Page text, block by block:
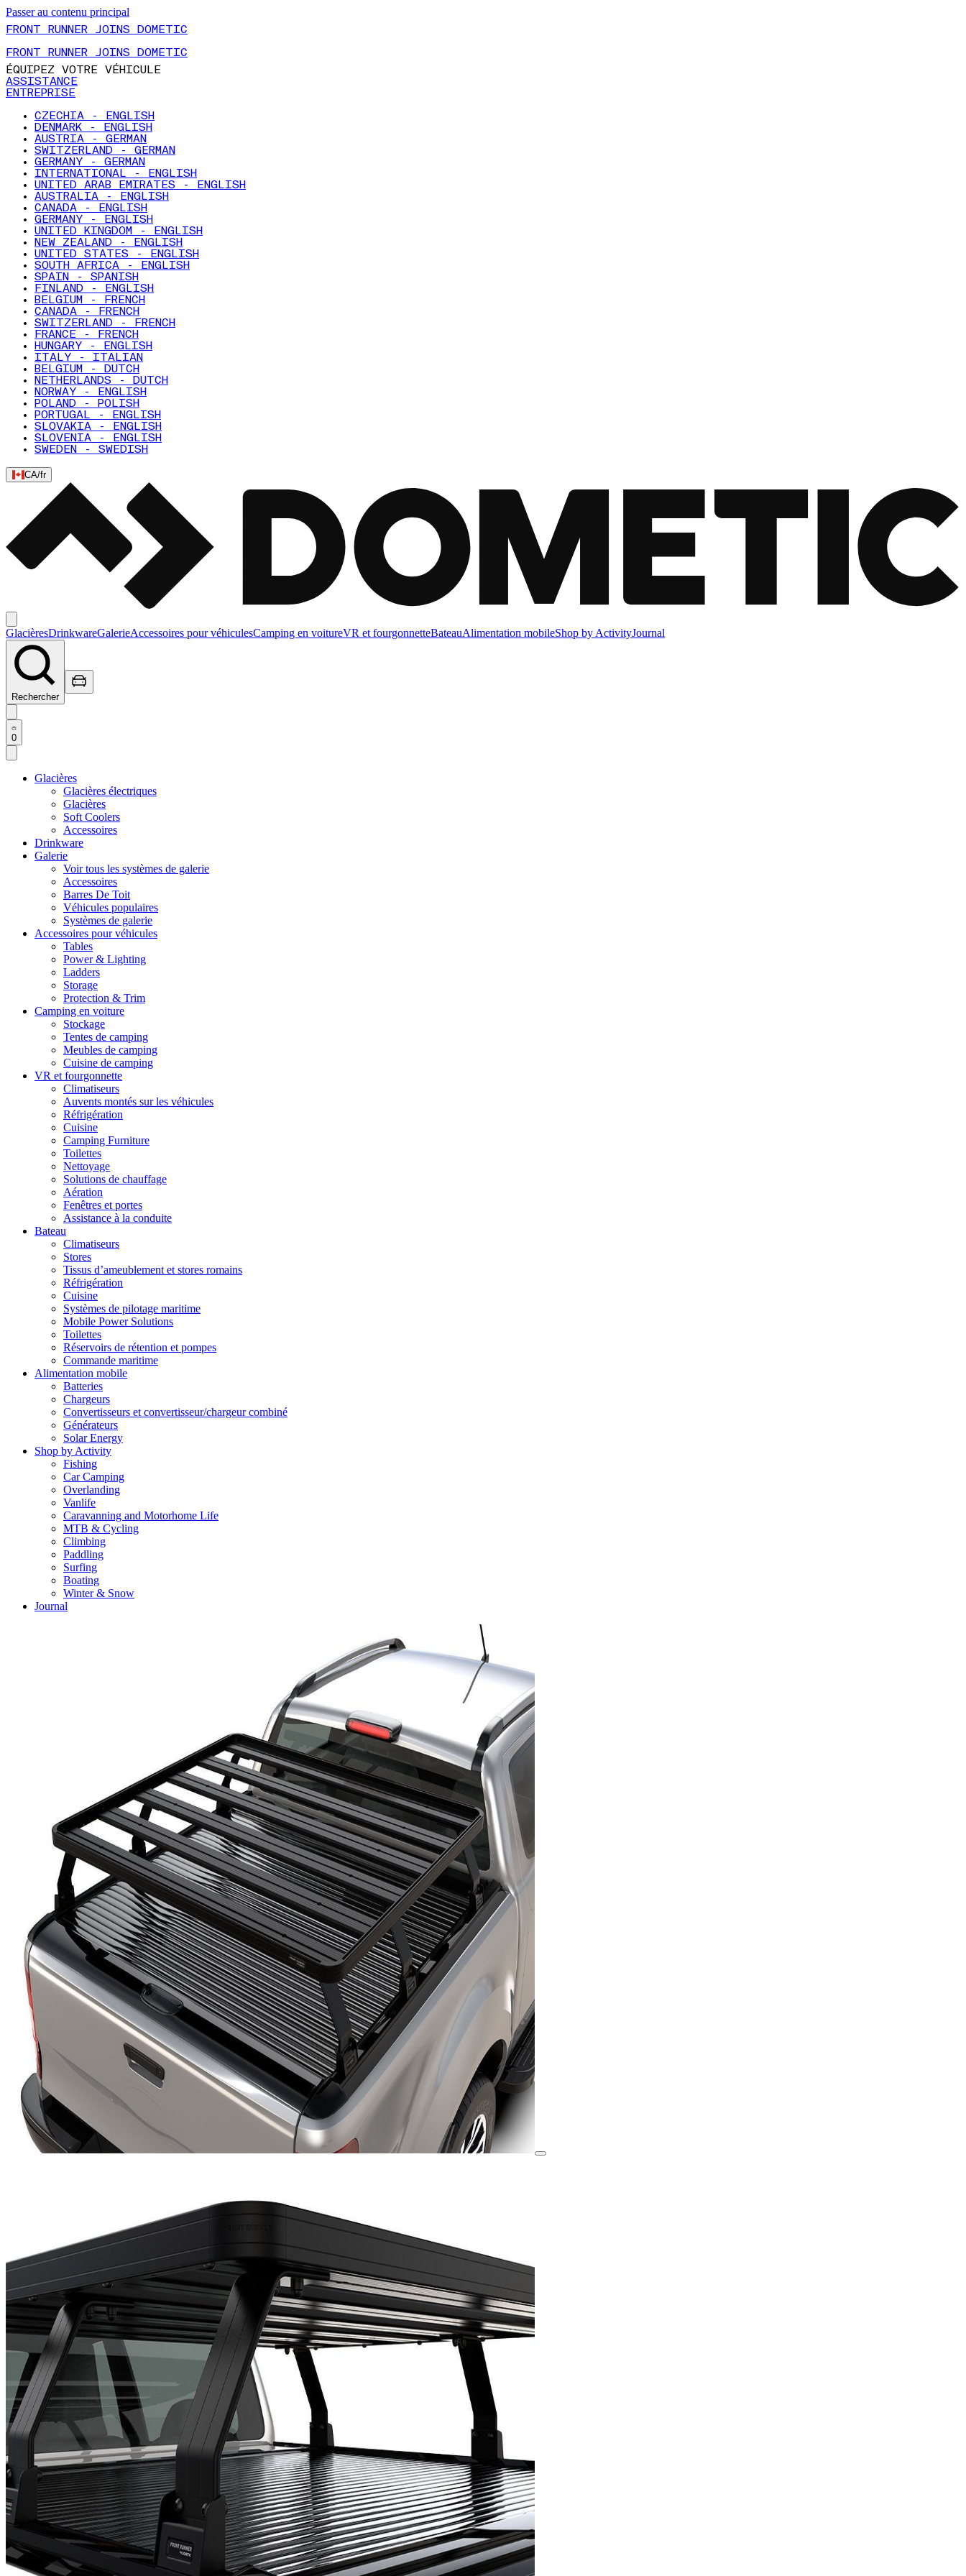
Passer au contenu principal
FRONT RUNNER JOINS DOMETIC
FRONT RUNNER JOINS DOMETIC
ÉQUIPEZ VOTRE VÉHICULE
ASSISTANCE
ENTREPRISE
CZECHIA - ENGLISH
DENMARK - ENGLISH
AUSTRIA - GERMAN
SWITZERLAND - GERMAN
GERMANY - GERMAN
INTERNATIONAL - ENGLISH
UNITED ARAB EMIRATES - ENGLISH
AUSTRALIA - ENGLISH
CANADA - ENGLISH
GERMANY - ENGLISH
UNITED KINGDOM - ENGLISH
NEW ZEALAND - ENGLISH
UNITED STATES - ENGLISH
SOUTH AFRICA - ENGLISH
SPAIN - SPANISH
FINLAND - ENGLISH
BELGIUM - FRENCH
CANADA - FRENCH
SWITZERLAND - FRENCH
FRANCE - FRENCH
HUNGARY - ENGLISH
ITALY - ITALIAN
BELGIUM - DUTCH
NETHERLANDS - DUTCH
NORWAY - ENGLISH
POLAND - POLISH
PORTUGAL - ENGLISH
SLOVAKIA - ENGLISH
SLOVENIA - ENGLISH
SWEDEN - SWEDISH
CA/fr
GlacièresDrinkwareGalerieAccessoires pour véhiculesCamping en voitureVR et fourgonnetteBateauAlimentation mobileShop by ActivityJournal
Rechercher
0
Glacières
Glacières électriques
Glacières
Soft Coolers
Accessoires
Drinkware
Galerie
Voir tous les systèmes de galerie
Accessoires
Barres De Toit
Véhicules populaires
Systèmes de galerie
Accessoires pour véhicules
Tables
Power & Lighting
Ladders
Storage
Protection & Trim
Camping en voiture
Stockage
Tentes de camping
Meubles de camping
Cuisine de camping
VR et fourgonnette
Climatiseurs
Auvents montés sur les véhicules
Réfrigération
Cuisine
Camping Furniture
Toilettes
Nettoyage
Solutions de chauffage
Aération
Fenêtres et portes
Assistance à la conduite
Bateau
Climatiseurs
Stores
Tissus d’ameublement et stores romains
Réfrigération
Cuisine
Systèmes de pilotage maritime
Mobile Power Solutions
Toilettes
Réservoirs de rétention et pompes
Commande maritime
Alimentation mobile
Batteries
Chargeurs
Convertisseurs et convertisseur/chargeur combiné
Générateurs
Solar Energy
Shop by Activity
Fishing
Car Camping
Overlanding
Vanlife
Caravanning and Motorhome Life
MTB & Cycling
Climbing
Paddling
Surfing
Boating
Winter & Snow
Journal